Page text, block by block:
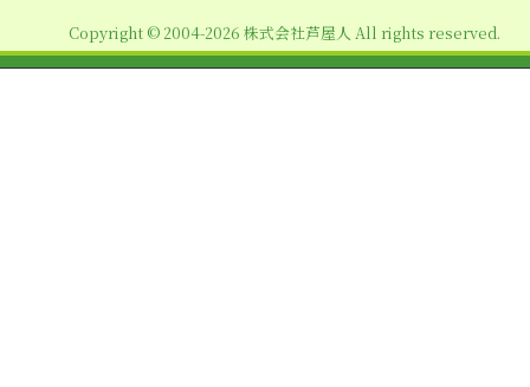
Copyright © 2004-2026 株式会社芦屋人 All rights reserved.